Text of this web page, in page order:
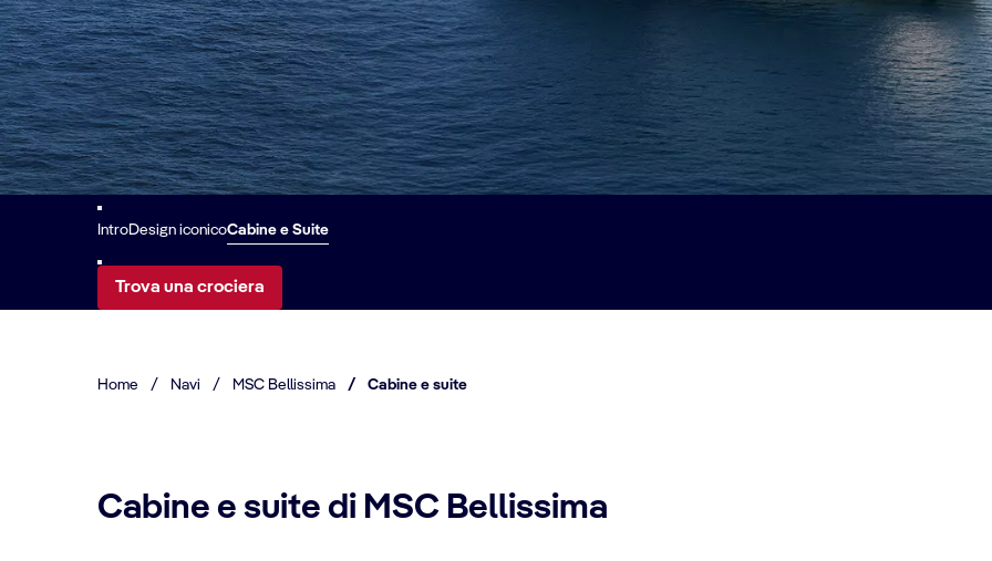
IntroDesign iconicoCabine e Suite
Trova una crociera
Home / Navi / MSC Bellissima / Cabine e suite
Cabine e suite di MSC Bellissima